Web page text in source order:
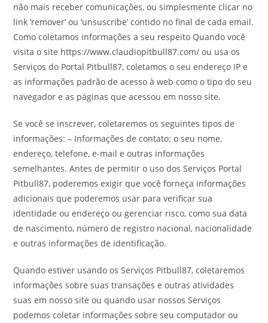
não mais receber comunicações, ou simplesmente clicar no
link ‘remover’ ou ‘unsuscribe’ contido no final de cada email.
Como coletamos informações a seu respeito Quando você
visita o site https://www.claudiopitbull87.com/ ou usa os
Serviços do Portal Pitbull87, coletamos o seu endereço IP e
as informações padrão de acesso à web como o tipo do seu
navegador e as páginas que acessou em nosso site.
Se você se inscrever, coletaremos os seguintes tipos de
informações: – Informações de contato: o seu nome,
endereço, telefone, e-mail e outras informações
semelhantes. Antes de permitir o uso dos Serviços Portal
Pitbull87, poderemos exigir que você forneça informações
adicionais que poderemos usar para verificar sua
identidade ou endereço ou gerenciar risco, como sua data
de nascimento, número de registro nacional, nacionalidade
e outras informações de identificação.
Quando estiver usando os Serviços Pitbull87, coletaremos
informações sobre suas transações e outras atividades
suas em nosso site ou quando usar nossos Serviços
podemos coletar informações sobre seu computador ou